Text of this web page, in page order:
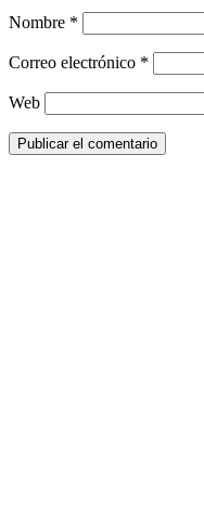
Nombre *
Correo electrónico *
Web